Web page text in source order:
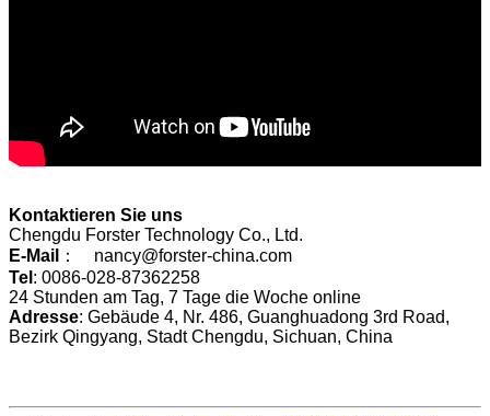
Kontaktieren Sie uns
Chengdu Forster Technology Co., Ltd.
E-Mail
： nancy@forster-china.com
Tel : 0086-028-87362258
24 Stunden am Tag, 7 Tage die Woche online
Adresse: Gebäude 4, Nr. 486, Guanghuadong 3rd Road,
Bezirk Qingyang, Stadt Chengdu, Sichuan, China